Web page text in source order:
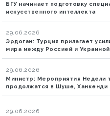
БГУ начинает подготовку
искусственного интеллекта
29.06.2026
Эрдоган: Турция прилагает
мира между Россией и Украиной
29.06.2026
Министр: Мероприятия Недели
продолжатся в Шуше, Ханкенди
29.06.2026